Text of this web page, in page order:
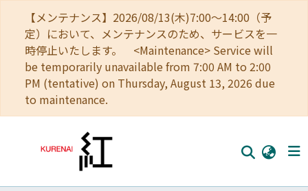
【メンテナンス】2026/08/13(木)7:00～14:00（予
定）において、メンテナンスのため、サービスを一
時停止いたします。 <Maintenance> Service will
be temporarily unavailable from 7:00 AM to 2:00
PM (tentative) on Thursday, August 13, 2026 due
to maintenance.